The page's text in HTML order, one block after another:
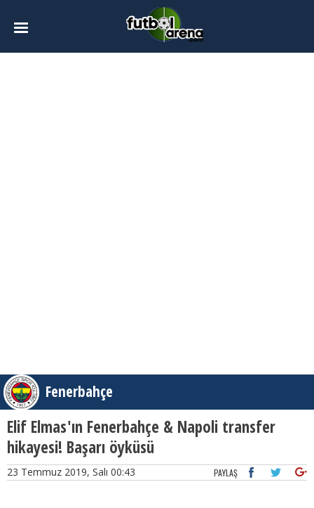
Fenerbahçe
Elif Elmas'ın Fenerbahçe & Napoli transfer
hikayesi! Başarı öyküsü
23 Temmuz 2019, Salı 00:43 PAYLAŞ